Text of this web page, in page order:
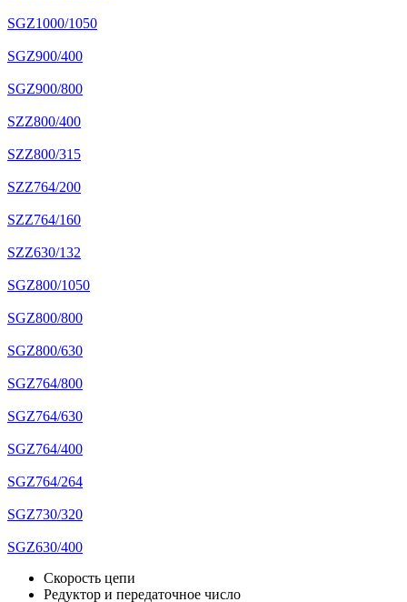
SGZ1000/1050
SGZ900/400
SGZ900/800
SZZ800/400
SZZ800/315
SZZ764/200
SZZ764/160
SZZ630/132
SGZ800/1050
SGZ800/800
SGZ800/630
SGZ764/800
SGZ764/630
SGZ764/400
SGZ764/264
SGZ730/320
SGZ630/400
Скорость цепи
Редуктор и передаточное число